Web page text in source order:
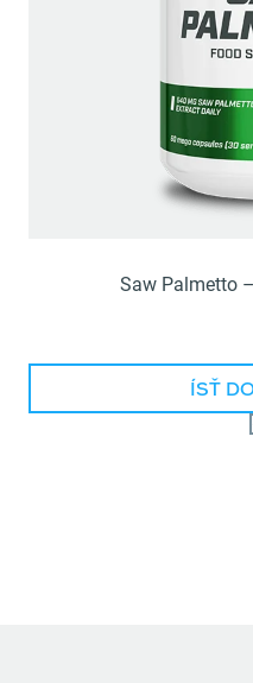
Saw Palmetto
ÍSŤ